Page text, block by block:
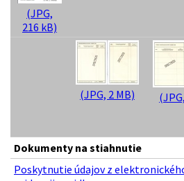
(JPG,
216 kB)
(JPG, 2 MB)
Dokumenty na stiahnutie
Poskytnutie údajov z